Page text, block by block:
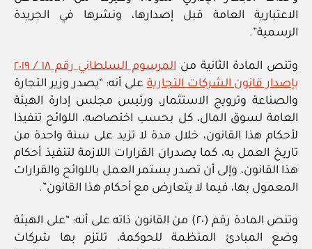
الاعتبارية العامة قبل إصدارها، ونشرها في الجريدة
الرسمية”.
وتنص المادة الثانية من
المرسوم السلطاني رقم ١٨ / ٢٠١٩
بإصدار قانون الشركات التجارية على أنه: “يصدر وزير التجارة
والصناعة وترويج الاستثمار، ورئيس مجلس إدارة الهيئة
العامة لسوق المال، كل بحسب اختصاصه، اللوائح تنفيذا
لأحكام هذا القانون، خلال مدة لا تزيد على سنة واحدة من
تاريخ العمل به، كما يصدران القرارات اللازمة لتنفيذ أحكام
هذا القانون، وإلى أن تصدر يستمر العمل باللوائح والقرارات
المعمول بها، فيما لا يتعارض مع أحكام هذا القانون”.
وتنص المادة رقم (٢٠) من القانون ذاته على أنه: “على الهيئة
وضع المبادئ المنظمة للحوكمة، تلتزم بها شركات